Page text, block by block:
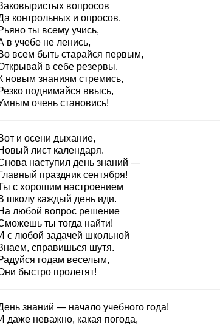
вопросов
контрольных и опросов.
ты всему учись,
в учебе не ленись,
всем быть старайся первым,
в себе резервы.
новым знаниям стремись,
поднимайся ввысь,
очень становись!
и осени дыхание,
лист календаря.
наступил день знаний —
праздник сентября!
с хорошим настроением
школу каждый день иди.
любой вопрос решение
ты тогда найти!
с любой задачей школьной
справишься шутя.
годам веселым,
быстро пролетят!
знаний — начало учебного года!
даже неважно, какая погода,